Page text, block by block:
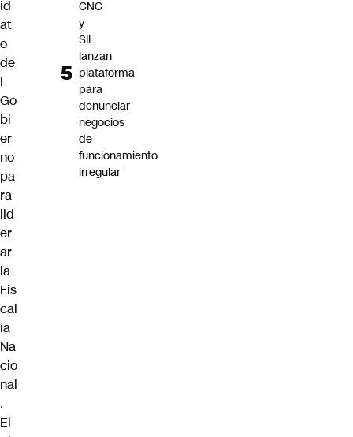
id
at
o
de
l
Go
bi
er
no
pa
ra
lid
er
ar
la
Fis
cal
ía
Na
cio
nal
.
El
CNC
y
SII
lanzan
plataforma
para
denunciar
negocios
de
funcionamiento
irregular